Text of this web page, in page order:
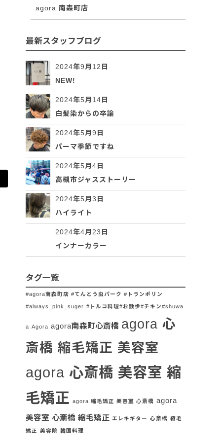
agora 南森町店
最新スタッフブログ
2024年9月12日
NEW!
2024年5月14日
白髪染からの卒論
2024年5月9日
パーマ季節ですね
2024年5月4日
高槻市ジャスストーリー
2024年5月3日
ハイライト
2024年4月23日
インナーカラー
タグ一覧
#agora南森町店 #てんとう虫パーク #トランポリン
#always_pink_suger #トルコ料理#お散歩#チキン#shuwa
a Agora agora南森町心斎橋 agora 心
斎橋 縮毛矯正 美容室
agora 心斎橋 美容室 縮
毛矯正 agora 縮毛矯正 美容室 心斎橋 agora
美容室 心斎橋 縮毛矯正 エレキギター 心斎橋 縮毛
矯正 美容院 韓国料理